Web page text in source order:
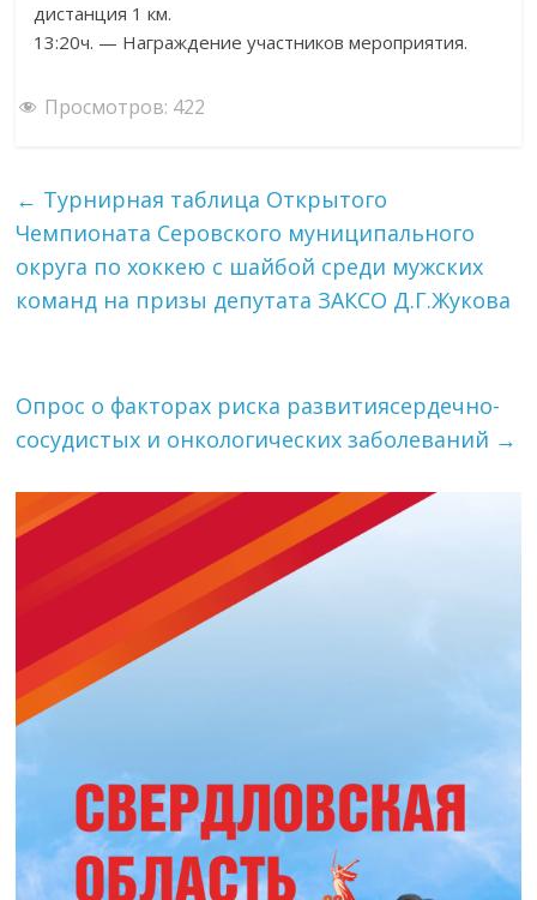
дистанция 1 км.
13:20ч. — Награждение участников мероприятия.
Просмотров: 422
← Турнирная таблица Открытого
Чемпионата Серовского муниципального
округа по хоккею с шайбой среди мужских
команд на призы депутата ЗАКСО Д.Г.Жукова
Опрос о факторах риска развитиясердечно-
сосудистых и онкологических заболеваний →